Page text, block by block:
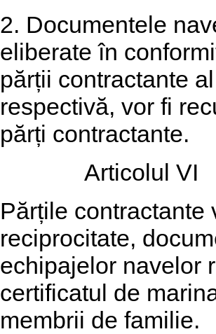
2. Documentele
eliberate în
părții contractante
respectivă, vor fi
părți contractante.
Articolul VI
Părțile contractante
reciprocitate,
echipajelor navelor
certificatul de
membrii de familie.